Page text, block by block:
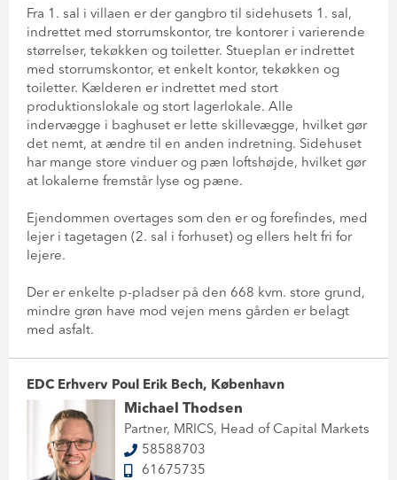
Fra 1. sal i villaen er der gangbro til sidehusets 1. sal,
indrettet med storrumskontor, tre kontorer i varierende
størrelser, tekøkken og toiletter. Stueplan er indrettet
med storrumskontor, et enkelt kontor, tekøkken og
toiletter. Kælderen er indrettet med stort
produktionslokale og stort lagerlokale. Alle
indervægge i baghuset er lette skillevægge, hvilket gør
det nemt, at ændre til en anden indretning. Sidehuset
har mange store vinduer og pæn loftshøjde, hvilket gør
at lokalerne fremstår lyse og pæne.
Ejendommen overtages som den er og forefindes, med
lejer i tagetagen (2. sal i forhuset) og ellers helt fri for
lejere.
Der er enkelte p-pladser på den 668 kvm. store grund,
mindre grøn have mod vejen mens gården er belagt
med asfalt.
EDC Erhverv Poul Erik Bech, København
Michael Thodsen
Partner, MRICS, Head of Capital Markets
58588703
61675735